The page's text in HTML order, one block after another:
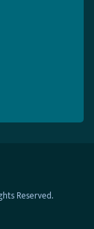
Reserved.